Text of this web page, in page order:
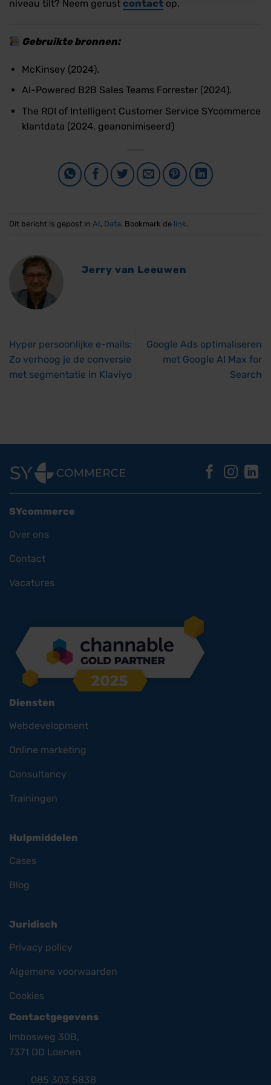
niveau tilt? Neem gerust contact op.
Gebruikte bronnen:
McKinsey (2024).
AI-Powered B2B Sales Teams Forrester (2024).
The ROI of Intelligent Customer Service SYcommerce
klantdata (2024, geanonimiseerd)
Dit bericht is gepost in AI , Data. Bookmark de link.
Jerry van Leeuwen
Hyper persoonlijke e-mails:
Zo verhoog je de conversie
met segmentatie in Klaviyo
Google Ads optimaliseren
met Google AI Max for
Search
SYcommerce
Over ons
Contact
Vacatures
Diensten
Webdevelopment
Online marketing
Consultancy
Trainingen
Hulpmiddelen
Cases
Blog
Juridisch
Privacy policy
Algemene voorwaarden
Cookies
Contactgegevens
Imbosweg 30B,
7371 DD Loenen
085 303 5838